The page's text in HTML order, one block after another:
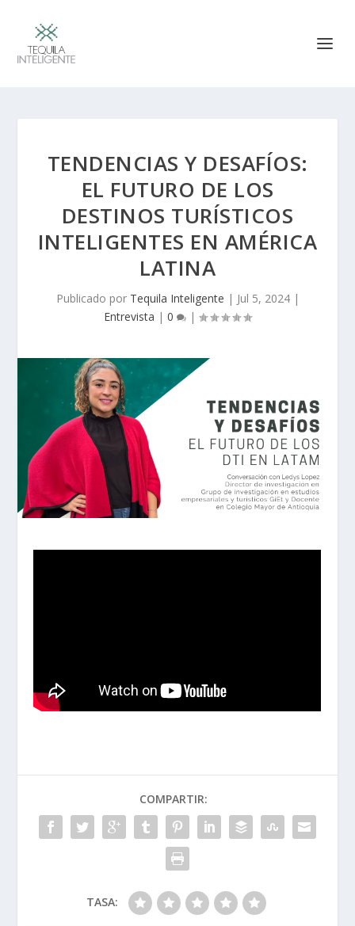
TENDENCIAS Y DESAFÍOS:
EL FUTURO DE LOS
DESTINOS TURÍSTICOS
INTELIGENTES EN AMÉRICA
LATINA
Publicado por Tequila Inteligente | Jul 5, 2024|
Entrevista | 0 |
COMPARTIR:
TASA: